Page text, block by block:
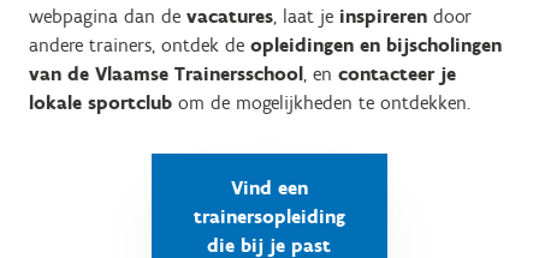
webpagina dan de vacatures, laat je inspireren door
andere trainers, ontdek de opleidingen en bijscholingen
van de Vlaamse Trainersschool, en contacteer je
lokale sportclub om de mogelijkheden te ontdekken.
Vind een
trainersopleiding
die bij je past